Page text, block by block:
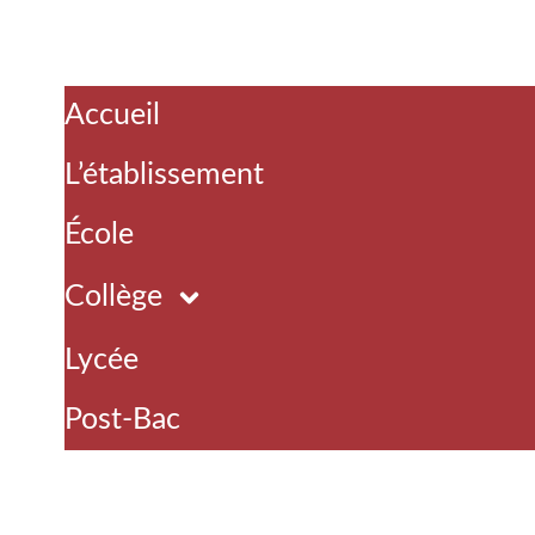
Accueil
L’établissement
École
Collège
Lycée
Post-Bac